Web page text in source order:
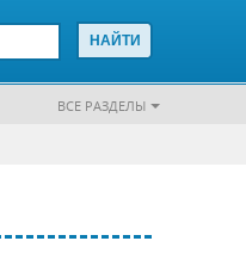
ВСЕ РАЗДЕЛЫ